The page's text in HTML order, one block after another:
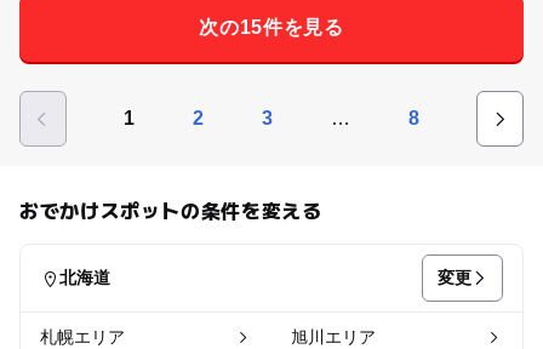
次の15件を見る
1 2 3 … 8
おでかけスポットの条件を変える
北海道 変更
札幌エリア 旭川エリア